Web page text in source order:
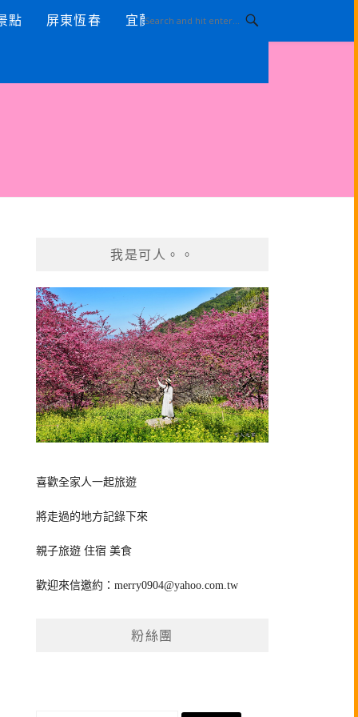
點 屏東恆春 宜蘭景點
我是可人。。
喜歡全家人一起旅遊
將走過的地方記錄下來
親子旅遊 住宿 美食
歡迎來信邀約：merry0904@yahoo.com.tw
粉絲團